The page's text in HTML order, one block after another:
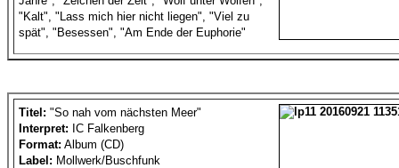
"Kalt", "Lass mich hier nicht liegen", "Viel zu
spät", "Besessen", "Am Ende der Euphorie"
Titel: "So nah vom nächsten Meer"
Interpret: IC Falkenberg
Format: Album (CD)
Label: Mollwerk/Buschfunk